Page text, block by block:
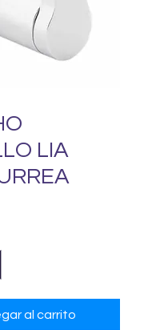
LIA
al carrito